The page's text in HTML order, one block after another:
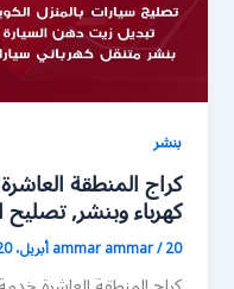
بنشر
كهرباء وبنشر,
ammar ammar/20 أبريل، 2020